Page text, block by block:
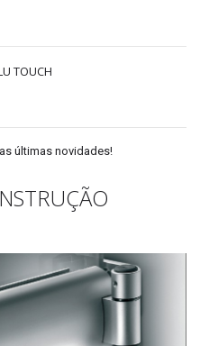
TOUCH
últimas novidades!